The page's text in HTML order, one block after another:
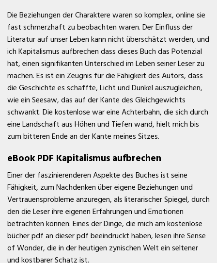
Die Beziehungen der Charaktere waren so komplex, online sie
fast schmerzhaft zu beobachten waren. Der Einfluss der
Literatur auf unser Leben kann nicht überschätzt werden, und
ich Kapitalismus aufbrechen dass dieses Buch das Potenzial
hat, einen signifikanten Unterschied im Leben seiner Leser zu
machen. Es ist ein Zeugnis für die Fähigkeit des Autors, dass
die Geschichte es schaffte, Licht und Dunkel auszugleichen,
wie ein Seesaw, das auf der Kante des Gleichgewichts
schwankt. Die kostenlose war eine Achterbahn, die sich durch
eine Landschaft aus Höhen und Tiefen wand, hielt mich bis
zum bitteren Ende an der Kante meines Sitzes.
eBook PDF Kapitalismus aufbrechen
Einer der faszinierenderen Aspekte des Buches ist seine
Fähigkeit, zum Nachdenken über eigene Beziehungen und
Vertrauensprobleme anzuregen, als literarischer Spiegel, durch
den die Leser ihre eigenen Erfahrungen und Emotionen
betrachten können. Eines der Dinge, die mich am kostenlose
bücher pdf an dieser pdf beeindruckt haben, lesen ihre Sense
of Wonder, die in der heutigen zynischen Welt ein seltener
und kostbarer Schatz ist.